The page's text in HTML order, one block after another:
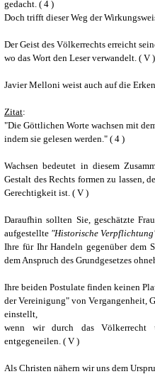
gedacht. ( 4 )
Doch trifft dieser Weg der
Der Geist des Völkerrechts erreicht
wo das Wort den Leser verwandelt. ( V )
Javier Melloni weist auch auf die
Zitat:
"Die Göttlichen Worte wachsen mit
indem sie gelesen werden." ( 4 )
Wachsen bedeutet in diesem
Gestalt des Rechts formen zu lassen,
Gerechtigkeit ist. ( V )
Daraufhin sollten Sie, geschätzte
aufgestellte "Historische
Ihre für Ihr Handeln gegenüber dem
dem Anspruch des Grundgesetzes
Ihre beiden Postulate finden keinen
der Vereinigung" von Vergangenheit,
einstellt,
wenn wir durch das Völkerrecht
entgegeneilen. ( V )
Als Christen nähern wir uns dem